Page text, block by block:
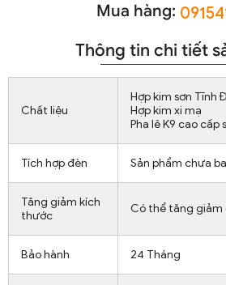
Mua hàng:
Thông tin chi tiết
Chất liệu
Hợp kim sơn Tĩnh
Hợp kim xi mạ
Pha lê K9 cao cấp
Tích hợp đèn Sản phẩm chưa
Tăng giảm kích
thước
Có thể tăng giảm
Bảo hành 24 Tháng